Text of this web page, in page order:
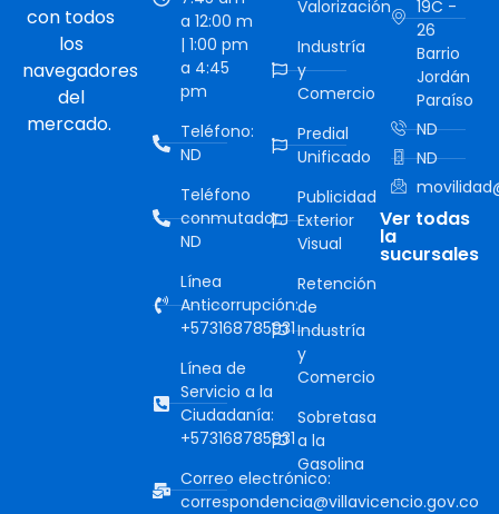
con todos
los
navegadores
del
mercado.
a 12:00 m
| 1:00 pm
a 4:45
pm
Teléfono:
ND
Teléfono
conmutador:
ND
Línea
Anticorrupción:
+573168785931
Línea de
Servicio a la
Ciudadanía:
+573168785931
Correo electrónico:
correspondencia@villavicencio.gov.co
Valorización
Industría
y
Comercio
Predial
Unificado
Publicidad
Exterior
Visual
Retención
de
Industría
y
Comercio
Sobretasa
a la
Gasolina
19C -
26
Barrio
Jordán
Paraíso
ND
ND
Ver todas
la
sucursales